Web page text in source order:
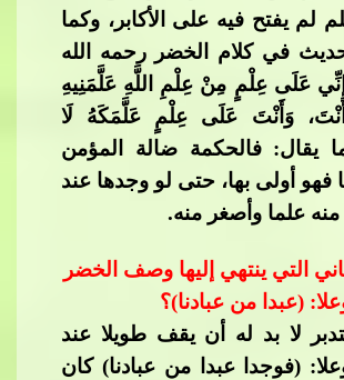
لم يفتح فيه على الأكابر، وكما
في كلام الخضر رحمه الله
عَلَى عِلْمٍ مِنْ عِلْمِ اللَّهِ عَلَّمَنِيهِ
أَنْتَ، وَأَنْتَ عَلَى عِلْمٍ عَلَّمَكَهُ لَا
يقال: فالحكمة ضالة المؤمن
أولى بها، حتى لو وجدها عند
علما وأصغر منه.​​
التي ينتهي إليها وصف الخضر
(عبدا من عبادنا)؟
لا بد له أن يقف طويلا عند
(فوجدا عبدا من عبادنا) كان